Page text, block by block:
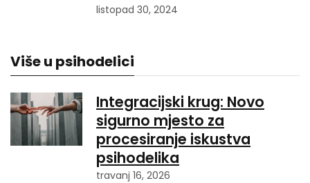
listopad 30, 2024
Više u psihodelici
Integracijski krug: Novo
sigurno mjesto za
procesiranje iskustva
psihodelika
travanj 16, 2026